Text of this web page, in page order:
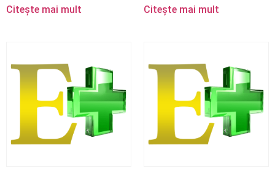
Citește mai mult Citește mai mult